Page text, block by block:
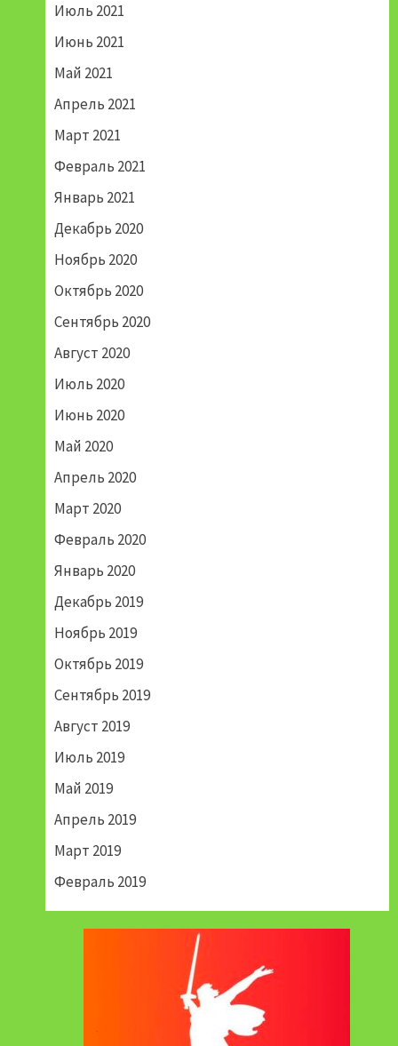
Июль 2021
Июнь 2021
Май 2021
Апрель 2021
Март 2021
Февраль 2021
Январь 2021
Декабрь 2020
Ноябрь 2020
Октябрь 2020
Сентябрь 2020
Август 2020
Июль 2020
Июнь 2020
Май 2020
Апрель 2020
Март 2020
Февраль 2020
Январь 2020
Декабрь 2019
Ноябрь 2019
Октябрь 2019
Сентябрь 2019
Август 2019
Июль 2019
Май 2019
Апрель 2019
Март 2019
Февраль 2019